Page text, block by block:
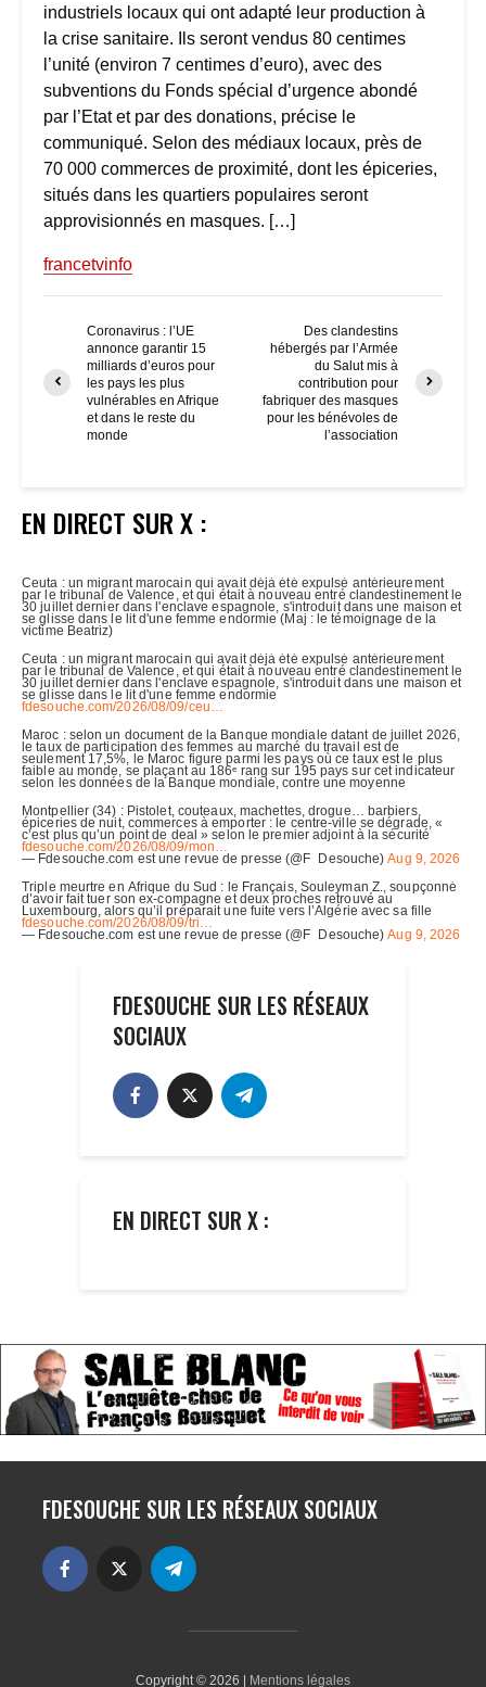
industriels locaux qui ont adapté leur production à
la crise sanitaire. Ils seront vendus 80 centimes
l’unité (environ 7 centimes d’euro), avec des
subventions du Fonds spécial d’urgence abondé
par l’Etat et par des donations, précise le
communiqué. Selon des médiaux locaux, près de
70 000 commerces de proximité, dont les épiceries,
situés dans les quartiers populaires seront
approvisionnés en masques. […]
francetvinfo
Coronavirus : l’UE
annonce garantir 15
milliards d’euros pour
les pays les plus
vulnérables en Afrique
et dans le reste du
monde
Des clandestins
hébergés par l’Armée
du Salut mis à
contribution pour
fabriquer des masques
pour les bénévoles de
l’association
EN DIRECT SUR X :
FDESOUCHE SUR LES RÉSEAUX
SOCIAUX
EN DIRECT SUR X :
FDESOUCHE SUR LES RÉSEAUX SOCIAUX
Copyright © 2026 | Mentions légales